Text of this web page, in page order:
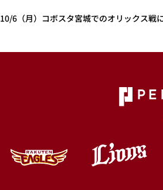
10/6（月）コボスタ宮城でのオリックス戦